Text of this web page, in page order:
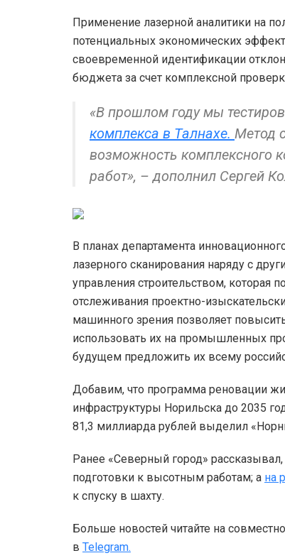
Применение лазерной аналитики на
потенциальных экономических
своевременной идентификации
бюджета за счет комплексной
«В прошлом году мы
комплекса в Талнахе. Метод
возможность комплексного
работ», – дополнил Сергей
В планах департамента
лазерного сканирования наряду с
управления строительством, которая
отслеживания проектно-
машинного зрения позволяет
использовать их на промышленных
будущем предложить их всему
Добавим, что программа реновации
инфраструктуры Норильска до 2035
81,3 миллиарда рублей выделил
Ранее «Северный город»
подготовки к высотным работам; а на
к спуску в шахту.
Больше новостей читайте на
в Telegram.